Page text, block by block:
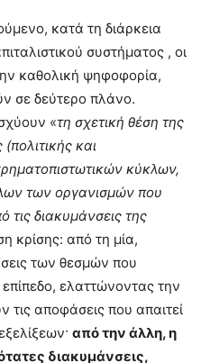
κατά τη διάρκεια
συστήματος , οι
καθολική ψηφοφορία,
σε δεύτερο πλάνο.
«τη σχετική θέση της
και
κύκλων,
των οργανισμών που
τις διακυμάνσεις της
κρίσης: από τη μία,
των θεσμών που
ελαττώνοντας την
αποφάσεις που απαιτεί
από την άλλη, η
διακυμάνσεις,